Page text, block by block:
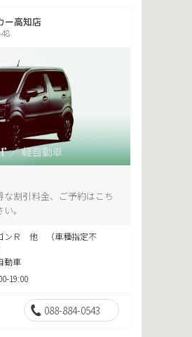
ー高知店
割引料金、ご予約はこち
。
ンＲ 他 （車種指定不
動車
19:00
088-884-0543